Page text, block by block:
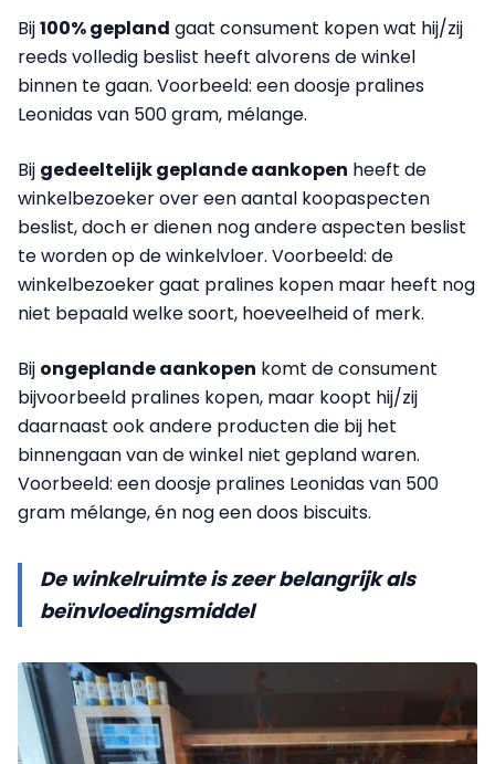
Bij100% gepland gaat consument kopen wat hij/zij
reeds volledig beslist heeft alvorens de winkel
binnen te gaan. Voorbeeld: een doosje pralines
Leonidas van 500 gram, mélange.
Bij gedeeltelijk geplande aankopen heeft de
winkelbezoeker over een aantal koopaspecten
beslist, doch er dienen nog andere aspecten beslist
te worden op de winkelvloer. Voorbeeld: de
winkelbezoeker gaat pralines kopen maar heeft nog
niet bepaald welke soort, hoeveelheid of merk.
Bij ongeplande aankopen komt de consument
bijvoorbeeld pralines kopen, maar koopt hij/zij
daarnaast ook andere producten die bij het
binnengaan van de winkel niet gepland waren.
Voorbeeld: een doosje pralines Leonidas van 500
gram mélange, én nog een doos biscuits.
De winkelruimte is zeer belangrijk als
beïnvloedingsmiddel